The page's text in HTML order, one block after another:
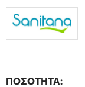
ΠΟΣΟΤΗΤΑ: